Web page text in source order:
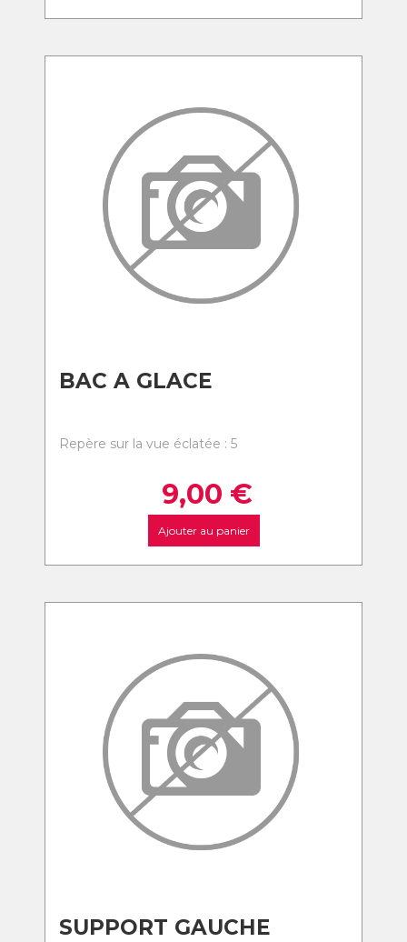
BAC A GLACE
Repère sur la vue éclatée : 5
9,00 €
Ajouter au panier
SUPPORT GAUCHE